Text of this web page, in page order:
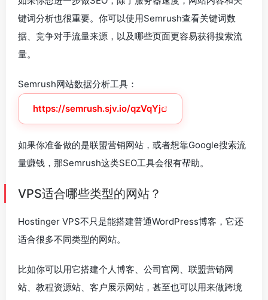
键词分析也很重要。你可以使用Semrush查看关键词数
据、竞争对手流量来源，以及哪些页面更容易获得搜索流
量。
Semrush网站数据分析工具：
https://semrush.sjv.io/qzVqYj
如果你准备做的是联盟营销网站，或者想靠Google搜索流
量赚钱，那Semrush这类SEO工具会很有帮助。
VPS适合哪些类型的网站？
Hostinger VPS不只是能搭建普通WordPress博客，它还
适合很多不同类型的网站。
比如你可以用它搭建个人博客、公司官网、联盟营销网
站、教程资源站、客户展示网站，甚至也可以用来做跨境